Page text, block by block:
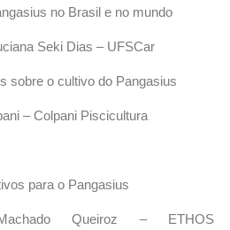
no Brasil e no mundo
Seki Dias – UFSCar
sobre o cultivo do Pangasius
– Colpani Piscicultura
para o Pangasius
Queiroz – ETHOS